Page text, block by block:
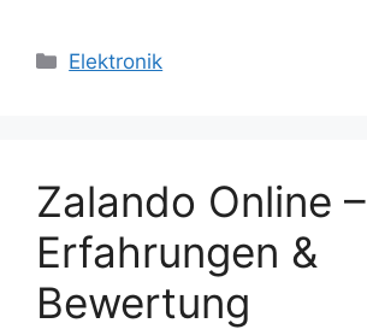
Categories
Elektronik
Zalando Online –
Erfahrungen &
Bewertung